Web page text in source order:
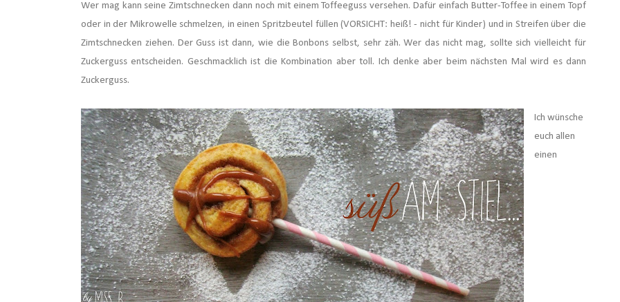
Wer mag kann seine Zimtschnecken dann noch mit einem Toffeeguss versehen. Dafür einfach Butter-Toffee in einem Topf
oder in der Mikrowelle schmelzen, in einen Spritzbeutel füllen (VORSICHT: heiß! - nicht für Kinder) und in Streifen über die
Zimtschnecken ziehen. Der Guss ist dann, wie die Bonbons selbst, sehr zäh. Wer das nicht mag, sollte sich vielleicht für
Zuckerguss entscheiden. Geschmacklich ist die Kombination aber toll. Ich denke aber beim nächsten Mal wird es dann
Zuckerguss.
Ich wünsche
euch allen
einen